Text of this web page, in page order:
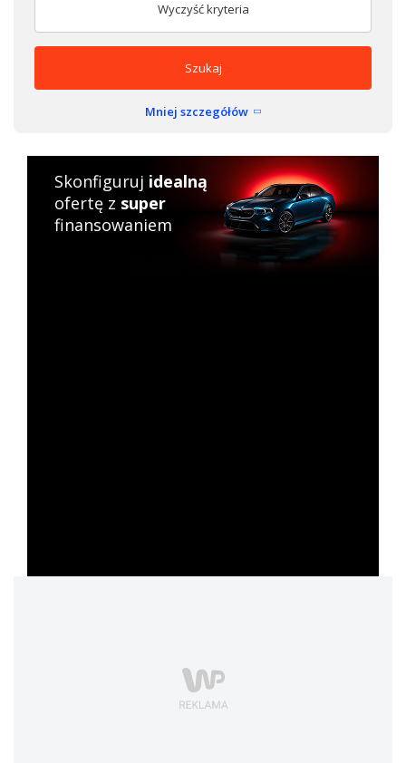
Wyczyść kryteria
Mniej szczegółów
Szukaj
Skonfiguruj idealną
ofertę z super
finansowaniem